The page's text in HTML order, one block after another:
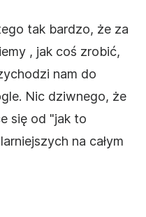
tak bardzo, że za
, jak coś zrobić,
nam do
Nic dziwnego, że
się od "jak to
na całym